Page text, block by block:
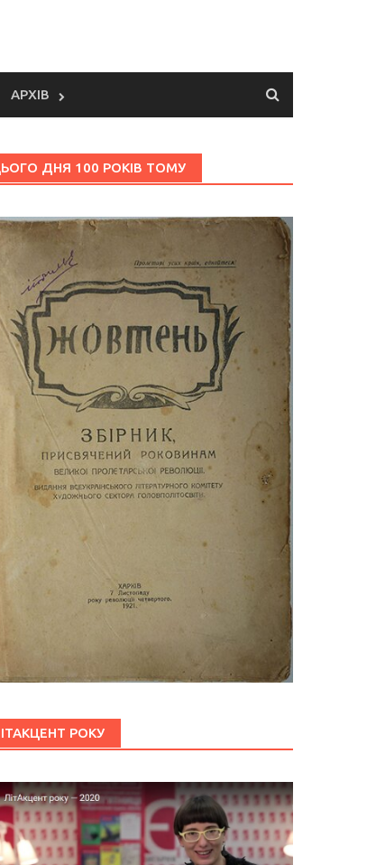
АРХІВ
ДНЯ 100 РОКІВ ТОМУ
РОКУ